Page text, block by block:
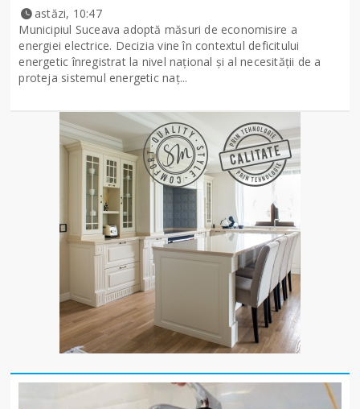
astăzi, 10:47
Municipiul Suceava adoptă măsuri de economisire a
energiei electrice. Decizia vine în contextul deficitului
energetic înregistrat la nivel național și al necesității de a
proteja sistemul energetic naț...